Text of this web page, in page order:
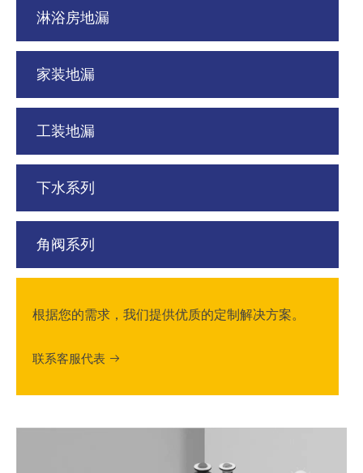
淋浴房地漏
家装地漏
工装地漏
下水系列
角阀系列
根据您的需求，我们提供优质的定制解决方案。
联系客服代表 